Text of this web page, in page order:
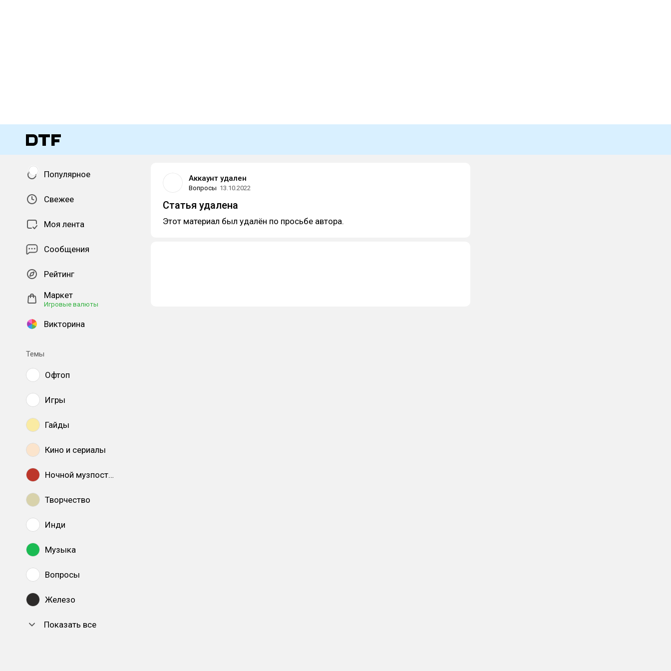
Популярное
Свежее
Моя лента
Сообщения
Рейтинг
Маркет
Игровые валюты
Викторина
Темы
Офтоп
Игры
Гайды
Кино и сериалы
Ночной музпостинг
Творчество
Инди
Музыка
Вопросы
Железо
Показать все
Аккаунт удален
Вопросы 13.10.2022
Статья удалена
Этот материал был удалён по просьбе автора.